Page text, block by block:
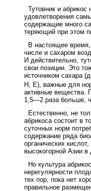
Тутовник и
удовлетворения
содержащие много
теряющий при этом
В настоящее
числе и сахаром
И действительно,
свои позиции. Это
источником сахара
Н, Е), важные для
активные вещества.
1,5—2 раза больше,
Естественно, не
абрикоса состоит в
суточных норм
содержание ряда
органических
высокогорной Азии
Но культура
нерегулярности
тех пор, пока нет
правильное